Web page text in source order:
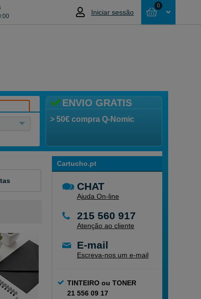
Iniciar sessão
0
ENVIO GRATIS
> 50€ compra Q-Nomic
Cartucho.pt
CHAT
Ajuda On-line
215 560 917
Atenção ao cliente
E-mail
Escreva-nos um e-mail
TINTEIRO ou TONER
21 556 09 17